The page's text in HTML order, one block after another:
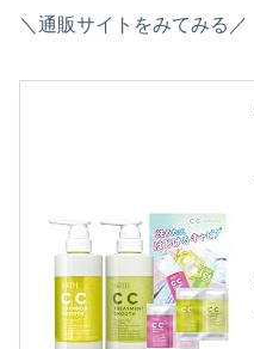
＼通販サイトをみてみる／